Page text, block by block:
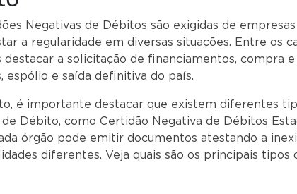
Negativas de Débitos são exigidas de
a regularidade em diversas situações. Entre os
destacar a solicitação de financiamentos, compra
espólio e saída definitiva do país.
é importante destacar que existem diferentes
Débito, como Certidão Negativa de Débitos
órgão pode emitir documentos atestando a
diferentes. Veja quais são os principais tipos